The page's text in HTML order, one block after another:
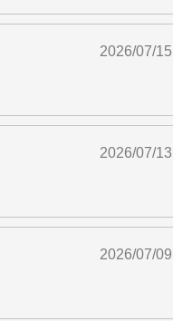
2026/07/15
2026/07/13
2026/07/09